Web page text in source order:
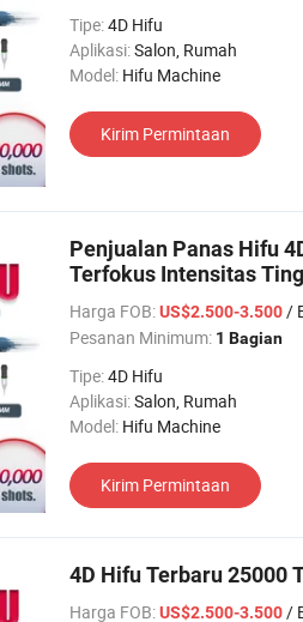
Tipe:4D Hifu
Aplikasi:Salon, Rumah
Model: Hifu Machine
Kirim Permintaan
Penjualan Panas Hifu
Terfokus Intensitas
Harga FOB:US$2.500-3.500/
Pesanan Minimum: 1 Bagian
Tipe:4D Hifu
Aplikasi:Salon, Rumah
Model: Hifu Machine
Kirim Permintaan
4D Hifu Terbaru 25000
Harga FOB:US$2.500-3.500/